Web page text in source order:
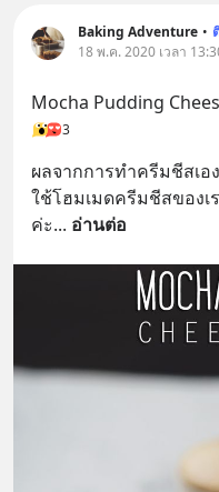
Baking Adventure •
18 พ.ค. 2020 เวลา
Mocha Pudding
3
ผลจากการทำครีมชีสเอ
ใช้โฮมเมดครีมชีสของเ
ค่ะ... อ่านต่อ